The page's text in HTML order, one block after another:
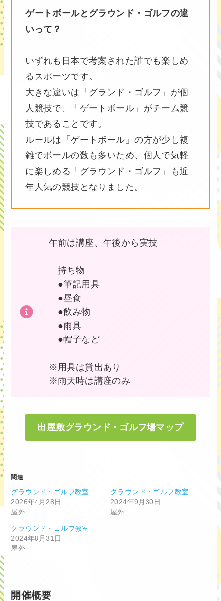
ゲートボールとグラウンド・ゴルフの違
いって？
いずれも日本で考案された誰でも楽しめ
るスポーツです。
大きな違いは「グランド・ゴルフ」が個
人競技で、「ゲートボール」がチーム競
技であることです。
ルールは「ゲートボール」の方が少し複
雑でボールの数も多いため、個人で気軽
に楽しめる「グラウンド・ゴルフ」も近
年人気の競技となりました。
午前は講座、午後から実技
持ち物
●筆記用具
●昼食
●飲み物
●雨具
●帽子など
※用具は貸出あり
※雨天時は講座のみ
出屋敷グラウンド・ゴルフ場マップ
関連
グラウンド・ゴルフ教室
2026年4月28日
屋外
グラウンド・ゴルフ教室
2024年9月30日
屋外
グラウンド・ゴルフ教室
2024年8月31日
屋外
開催概要